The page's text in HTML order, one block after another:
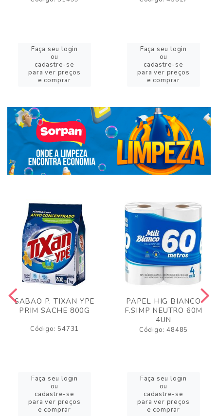
Faça seu login
ou
cadastre-se
para ver preços
e comprar
Faça seu login
ou
cadastre-se
para ver preços
e comprar
SABAO P. TIXAN YPE
PRIM SACHE 800G
Código: 54731
Faça seu login
ou
cadastre-se
para ver preços
e comprar
PAPEL HIG BIANCO
F.SIMP NEUTRO 60M
4UN
Código: 48485
Faça seu login
ou
cadastre-se
para ver preços
e comprar